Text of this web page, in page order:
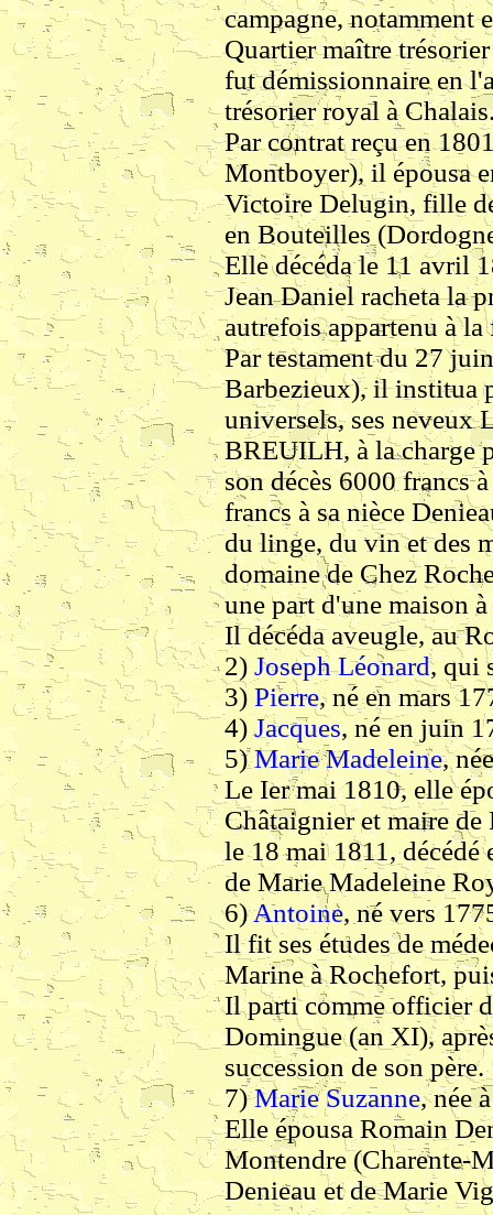
campagne, notamment
Quartier maître
fut démissionnaire en
trésorier royal à
Par contrat reçu en
Montboyer), il épousa
Victoire Delugin, fille
en Bouteilles
Elle décéda le 11 avril
Jean Daniel racheta la
autrefois appartenu à
Par testament du 27
Barbezieux), il institua
universels, ses neveux
BREUILH, à la charge
son décès 6000 francs
francs à sa nièce
du linge, du vin et des
domaine de Chez
une part d'une maison
Il décéda aveugle, au
2) Joseph Léonard, qui
3) Pierre, né en mars
4)Jacques, né en juin
5)Marie Madeleine,
Le Ier mai 1810, elle
Châtaignier et maire
le 18 mai 1811, décédé
de Marie Madeleine
6)Antoine, né vers
Il fit ses études de
Marine à Rochefort,
Il parti comme officier
Domingue (an XI),
succession de son père.
7)Marie Suzanne, née
Elle épousa Romain
Montendre (Charente-
Denieau et de Marie